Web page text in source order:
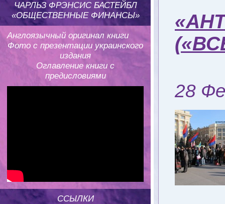
ЧАРЛЬЗ ФРЭНСИС БАСТЕЙБЛ
«ОБЩЕСТВЕННЫЕ ФИНАНСЫ»
Англоязычный оригинал книги
Фото с презентации украинского
издания
Оглавление книги с
предисловиями
ССЫЛКИ
28